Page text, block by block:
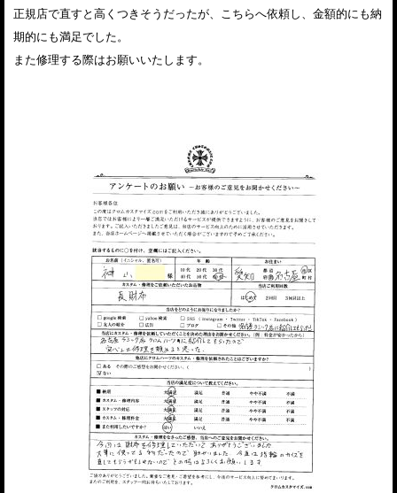
正規店で直すと高くつきそうだったが、こちらへ依頼し、金額的にも納
期的にも満足でした。
また修理する際はお願いいたします。